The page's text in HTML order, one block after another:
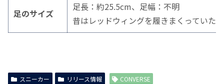
足のサイズ
足長：約25.5cm、足幅：不明
昔はレッドウィングを履きまくっていた
スニーカー リリース情報 CONVERSE